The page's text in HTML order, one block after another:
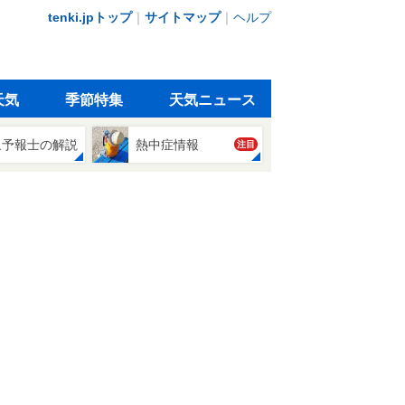
tenki.jpトップ｜ サイトマップ｜ ヘルプ
気 季節特集 天気ニュース
報士の解説 熱中症情報 注目